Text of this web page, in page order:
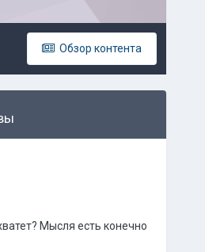
Обзор контента
Мысля есть конечно